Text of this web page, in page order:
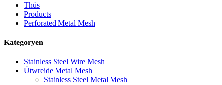
Thús
Products
Perforated Metal Mesh
Kategoryen
Stainless Steel Wire Mesh
Útwreide Metal Mesh
Stainless Steel Metal Mesh